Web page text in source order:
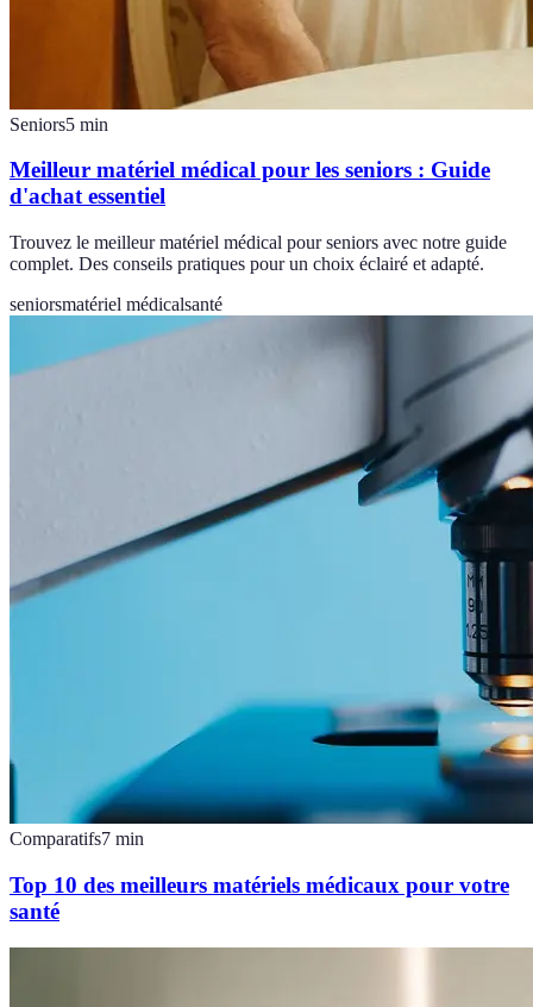
Seniors5 min
Meilleur matériel médical pour les seniors : Guide
d'achat essentiel
Trouvez le meilleur matériel médical pour seniors avec notre guide
complet. Des conseils pratiques pour un choix éclairé et adapté.
seniorsmatériel médicalsanté
Comparatifs7 min
Top 10 des meilleurs matériels médicaux pour votre
santé